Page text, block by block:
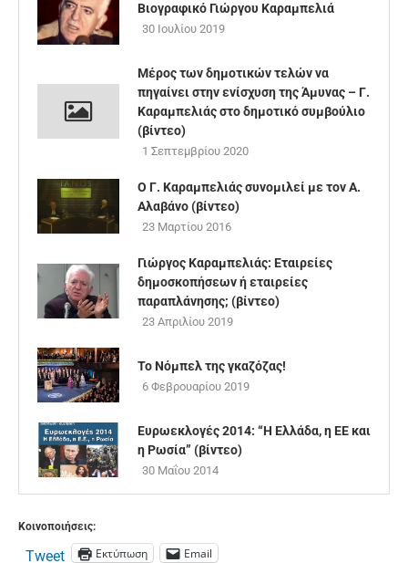
Βιογραφικό Γιώργου Καραμπελιά
30 Ιουλίου 2019
Μέρος των δημοτικών τελών να
πηγαίνει στην ενίσχυση της Άμυνας – Γ.
Καραμπελιάς στο δημoτικό συμβούλιο
(βίντεο)
1 Σεπτεμβρίου 2020
Ο Γ. Καραμπελιάς συνομιλεί με τον Α.
Αλαβάνο (βίντεο)
23 Μαρτίου 2016
Γιώργος Καραμπελιάς: Εταιρείες
δημοσκοπήσεων ή εταιρείες
παραπλάνησης; (βίντεο)
23 Απριλίου 2019
Το Νόμπελ της γκαζόζας!
6 Φεβρουαρίου 2019
Ευρωεκλογές 2014: “Η Ελλάδα, η ΕΕ και
η Ρωσία” (βίντεο)
30 Μαΐου 2014
Κοινοποιήσεις:
Tweet Εκτύπωση Email